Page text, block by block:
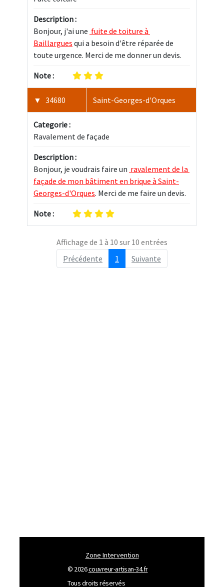
Description :
Bonjour, j'ai une fuite de toiture à
Baillargues qui a besoin d'être réparée de
toute urgence. Merci de me donner un devis.
Note :
34680 Saint-Georges-d'Orques
Categorie :
Ravalement de façade
Description :
Bonjour, je voudrais faire un ravalement de la
façade de mon bâtiment en brique à Saint-
Georges-d'Orques. Merci de me faire un devis.
Note :
Affichage de 1 à 10 sur 10 entrées
Précédente
1 Suivante
Zone Intervention
© 2026couvreur-artisan-34.fr
Tous droits réservés